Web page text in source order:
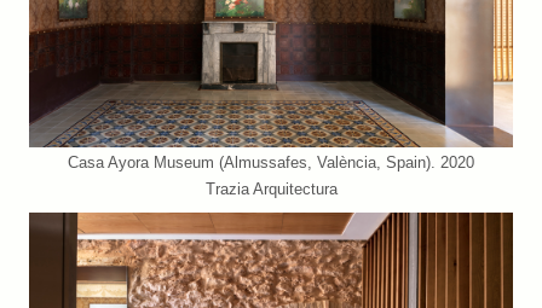
Casa Ayora Museum (Almussafes, València, Spain). 2020
Trazia Arquitectura